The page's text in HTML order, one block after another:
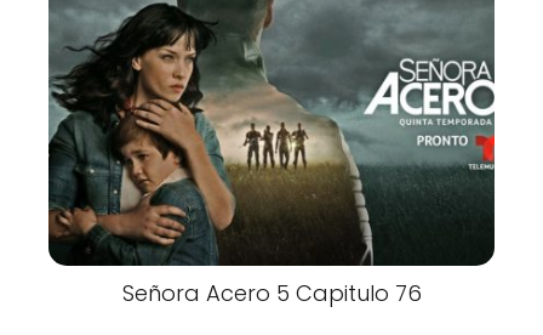
Señora Acero 5 Capitulo 76